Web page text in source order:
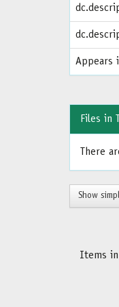
Appears
Files in
There
Show
Items